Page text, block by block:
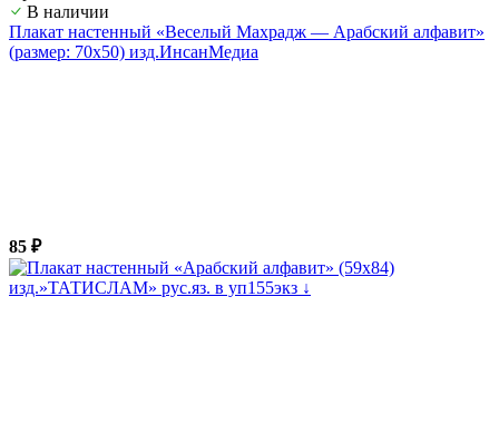
В наличии
Плакат настенный «Веселый Махрадж — Арабский алфавит»
(размер: 70х50) изд.ИнсанМедиа
85 ₽